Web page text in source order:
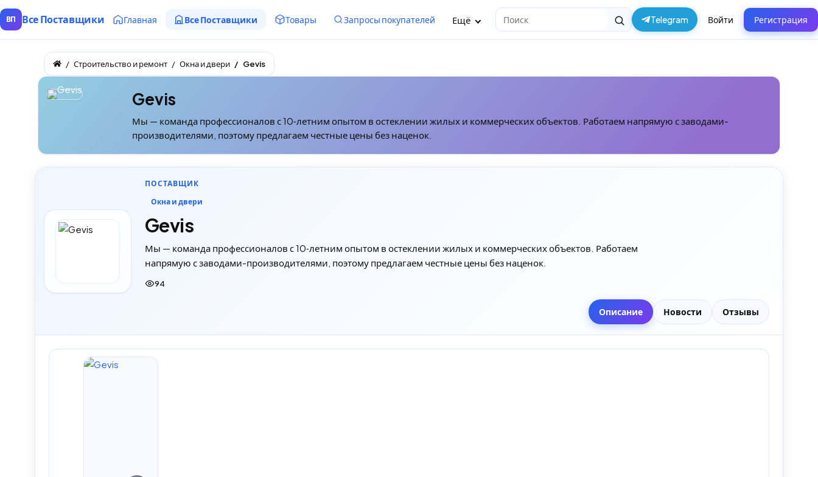
ВП Все Поставщики Главная Все Поставщики Товары Запросы покупателей Ещё Поиск Telegram Войти Регистрация
Строительство и ремонт Окна и двери Gevis
Gevis
Мы — команда профессионалов с 10‑летним опытом в остеклении жилых и коммерческих объектов. Работаем напрямую с заводами-
производителями, поэтому предлагаем честные цены без наценок.
ПОСТАВЩИК
Окна и двери
Gevis
Мы — команда профессионалов с 10‑летним опытом в остеклении жилых и коммерческих объектов. Работаем
напрямую с заводами-производителями, поэтому предлагаем честные цены без наценок.
94
Описание Новости Отзывы